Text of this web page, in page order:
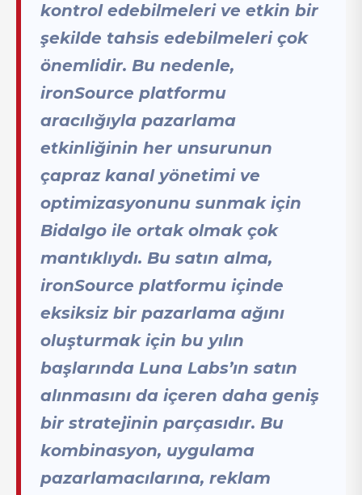
kontrol edebilmeleri ve etkin bir
şekilde tahsis edebilmeleri çok
önemlidir. Bu nedenle,
ironSource platformu
aracılığıyla pazarlama
etkinliğinin her unsurunun
çapraz kanal yönetimi ve
optimizasyonunu sunmak için
Bidalgo ile ortak olmak çok
mantıklıydı. Bu satın alma,
ironSource platformu içinde
eksiksiz bir pazarlama ağını
oluşturmak için bu yılın
başlarında Luna Labs’ın satın
alınmasını da içeren daha geniş
bir stratejinin parçasıdır. Bu
kombinasyon, uygulama
pazarlamacılarına, reklam